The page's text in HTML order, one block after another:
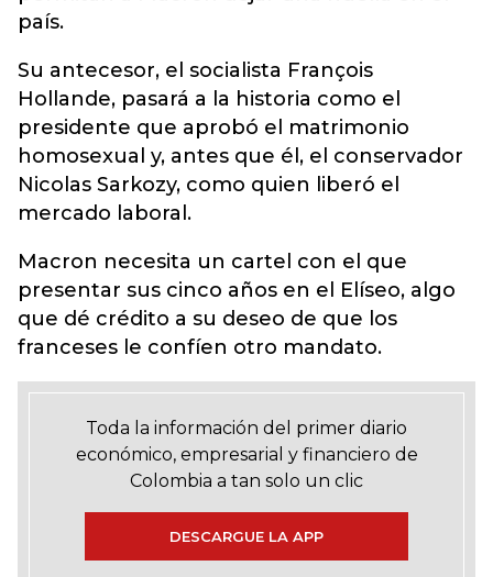
país.
Su antecesor, el socialista François
Hollande, pasará a la historia como el
presidente que aprobó el matrimonio
homosexual y, antes que él, el conservador
Nicolas Sarkozy, como quien liberó el
mercado laboral.
Macron necesita un cartel con el que
presentar sus cinco años en el Elíseo, algo
que dé crédito a su deseo de que los
franceses le confíen otro mandato.
Toda la información del primer diario
económico, empresarial y financiero de
Colombia a tan solo un clic
DESCARGUE LA APP